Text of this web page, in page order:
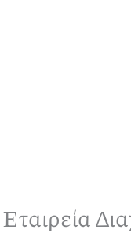
Εταιρεία